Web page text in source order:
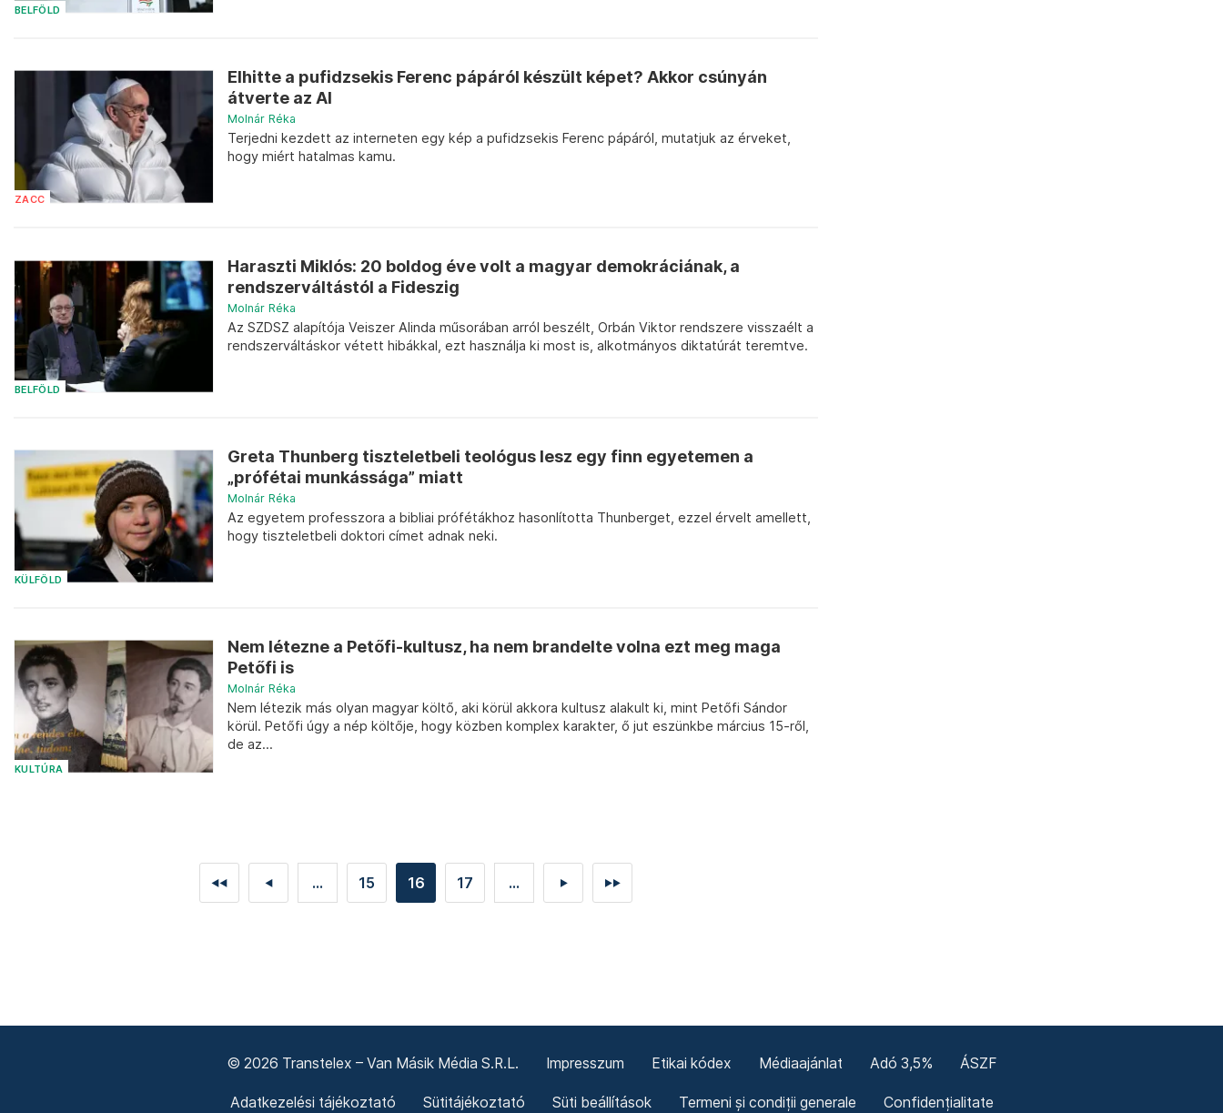
BELFÖLD
ZACC
Elhitte a pufidzsekis Ferenc pápáról készült képet? Akkor csúnyán
átverte az AI
Molnár Réka
Terjedni kezdett az interneten egy kép a pufidzsekis Ferenc pápáról, mutatjuk az érveket,
hogy miért hatalmas kamu.
BELFÖLD
Haraszti Miklós: 20 boldog éve volt a magyar demokráciának, a
rendszerváltástól a Fideszig
Molnár Réka
Az SZDSZ alapítója Veiszer Alinda műsorában arról beszélt, Orbán Viktor rendszere visszaélt a
rendszerváltáskor vétett hibákkal, ezt használja ki most is, alkotmányos diktatúrát teremtve.
KÜLFÖLD
Greta Thunberg tiszteletbeli teológus lesz egy finn egyetemen a
„prófétai munkássága” miatt
Molnár Réka
Az egyetem professzora a bibliai prófétákhoz hasonlította Thunberget, ezzel érvelt amellett,
hogy tiszteletbeli doktori címet adnak neki.
KULTÚRA
Nem létezne a Petőfi-kultusz, ha nem brandelte volna ezt meg maga
Petőfi is
Molnár Réka
Nem létezik más olyan magyar költő, aki körül akkora kultusz alakult ki, mint Petőfi Sándor
körül. Petőfi úgy a nép költője, hogy közben komplex karakter, ő jut eszünkbe március 15-ről,
de az...
◄◄ ◄ ... 15 16 17 ... ► ►►
© 2026 Transtelex – Van Másik Média S.R.L. Impresszum Etikai kódex Médiaajánlat Adó 3,5% ÁSZF
Adatkezelési tájékoztató Sütitájékoztató Süti beállítások Termeni și condiții generale Confidențialitate